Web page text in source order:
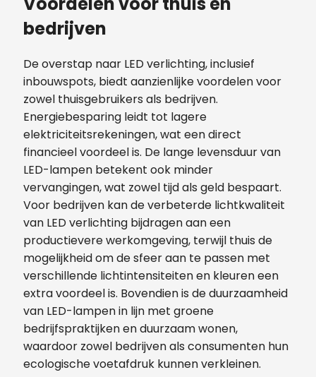
bedrijven
De overstap naar LED verlichting, inclusief
inbouwspots, biedt aanzienlijke voordelen voor
zowel thuisgebruikers als bedrijven.
Energiebesparing leidt tot lagere
elektriciteitsrekeningen, wat een direct
financieel voordeel is. De lange levensduur van
LED-lampen betekent ook minder
vervangingen, wat zowel tijd als geld bespaart.
Voor bedrijven kan de verbeterde lichtkwaliteit
van LED verlichting bijdragen aan een
productievere werkomgeving, terwijl thuis de
mogelijkheid om de sfeer aan te passen met
verschillende lichtintensiteiten en kleuren een
extra voordeel is. Bovendien is de duurzaamheid
van LED-lampen in lijn met groene
bedrijfspraktijken en duurzaam wonen,
waardoor zowel bedrijven als consumenten hun
ecologische voetafdruk kunnen verkleinen.